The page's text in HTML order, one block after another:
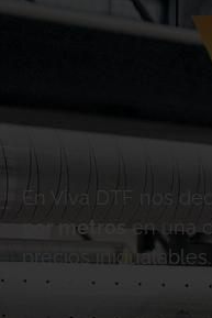
En Viva DTF nos
por metros
en una
precios inigualables.